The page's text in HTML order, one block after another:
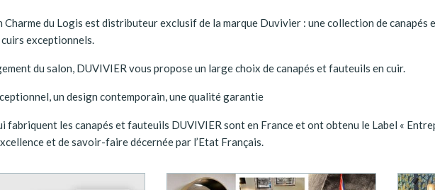
Charme du Logis est distributeur exclusif de la marque Duvivier : une collection de
exceptionnels.
du salon, DUVIVIER vous propose un large choix de canapés et fauteuils en cuir.
un design contemporain, une qualité garantie
fabriquent les canapés et fauteuils DUVIVIER sont en France et ont obtenu le Label «
et de savoir-faire décernée par l’Etat Français.